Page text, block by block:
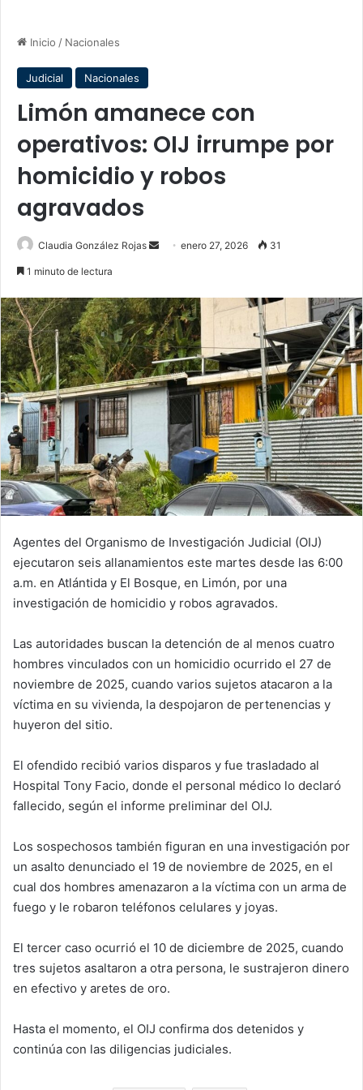
Inicio / Nacionales
Judicial Nacionales
Limón amanece con
operativos: OIJ irrumpe por
homicidio y robos
agravados
Claudia González Rojas
Sendenero 27, 2026 31
1 minuto de lectura
Agentes del Organismo de Investigación Judicial (OIJ)
ejecutaron seis allanamientos este martes desde las 6:00
a.m. en Atlántida y El Bosque, en Limón, por una
investigación de homicidio y robos agravados.
Las autoridades buscan la detención de al menos cuatro
hombres vinculados con un homicidio ocurrido el 27 de
noviembre de 2025, cuando varios sujetos atacaron a la
víctima en su vivienda, la despojaron de pertenencias y
huyeron del sitio.
El ofendido recibió varios disparos y fue trasladado al
Hospital Tony Facio, donde el personal médico lo declaró
fallecido, según el informe preliminar del OIJ.
Los sospechosos también figuran en una investigación por
un asalto denunciado el 19 de noviembre de 2025, en el
cual dos hombres amenazaron a la víctima con un arma de
fuego y le robaron teléfonos celulares y joyas.
El tercer caso ocurrió el 10 de diciembre de 2025, cuando
tres sujetos asaltaron a otra persona, le sustrajeron dinero
en efectivo y aretes de oro.
Hasta el momento, el OIJ confirma dos detenidos y
continúa con las diligencias judiciales.